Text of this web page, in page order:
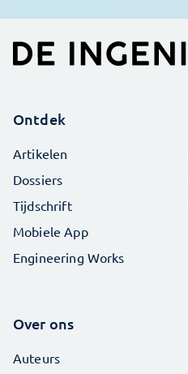
Ontdek
Artikelen
Dossiers
Tijdschrift
Mobiele App
Engineering Works
Over ons
Auteurs